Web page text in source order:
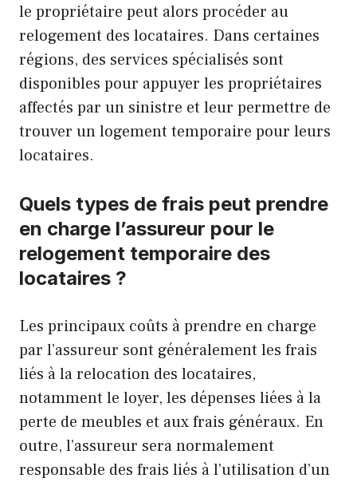
le propriétaire peut alors procéder au
relogement des locataires. Dans certaines
régions, des services spécialisés sont
disponibles pour appuyer les propriétaires
affectés par un sinistre et leur permettre de
trouver un logement temporaire pour leurs
locataires.
Quels types de frais peut prendre
en charge l’assureur pour le
relogement temporaire des
locataires ?
Les principaux coûts à prendre en charge
par l’assureur sont généralement les frais
liés à la relocation des locataires,
notamment le loyer, les dépenses liées à la
perte de meubles et aux frais généraux. En
outre, l’assureur sera normalement
responsable des frais liés à l’utilisation d’un